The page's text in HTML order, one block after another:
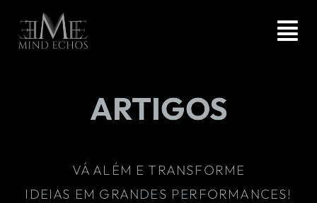
para
ARTIGOS
VÁ ALÉM E TRANSFORME
IDEIAS EM GRANDES PERFORMANCES!